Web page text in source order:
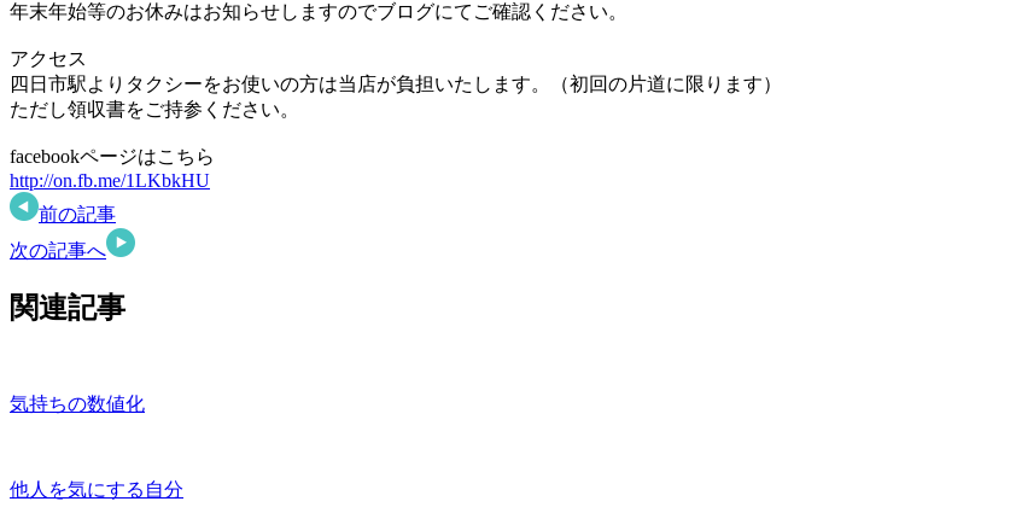
年末年始等のお休みはお知らせしますのでブログにてご確認ください。
アクセス
四日市駅よりタクシーをお使いの方は当店が負担いたします。（初回の片道に限ります）
ただし領収書をご持参ください。
facebookページはこちら
http://on.fb.me/1LKbkHU
前の記事
次の記事へ
関連記事
気持ちの数値化
他人を気にする自分